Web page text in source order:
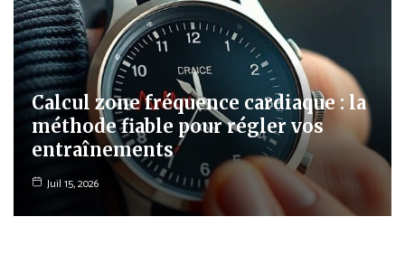
Calcul zone fréquence cardiaque : la
méthode fiable pour régler vos
entraînements
Juil 15, 2026